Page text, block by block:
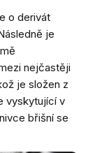
o derivát
je
nejčastěji
je složen z
vyskytující v
břišní se